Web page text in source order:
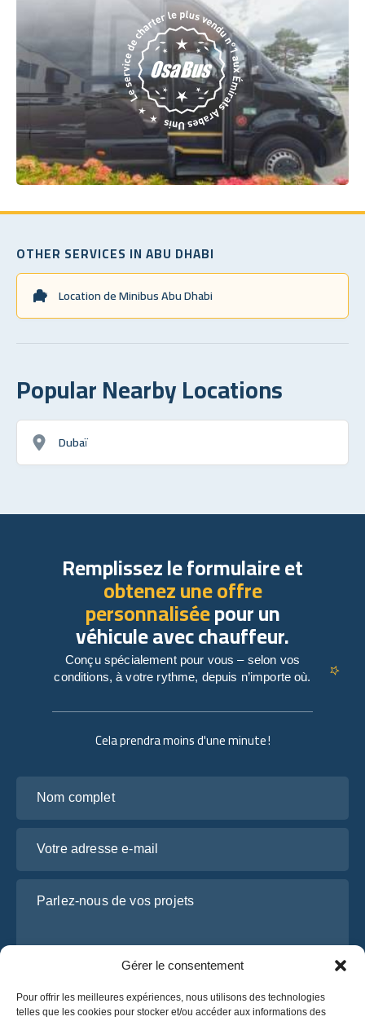
Gérer le consentement
Pour offrir les meilleures expériences, nous utilisons des technologies
telles que les cookies pour stocker et/ou accéder aux informations des
OTHER SERVICES IN ABU DHABI
Location de Minibus Abu Dhabi
Popular Nearby Locations
Dubaï
Cela prendra moins d'une minute !
Remplissez le formulaire et
obtenez une offre
personnaliséepour un
véhicule avec chauffeur.
Conçu spécialement pour vous – selon vos
conditions, à votre rythme, depuis n’importe où.